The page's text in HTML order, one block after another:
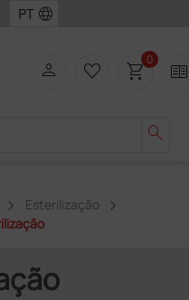
language
search
person favorite_border shopping_cart0 two_pager
Esterilização